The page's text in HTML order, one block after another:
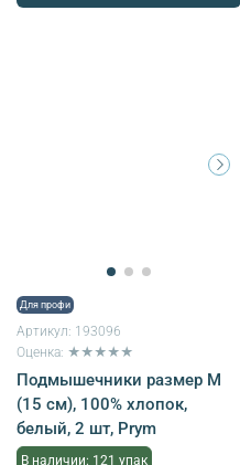
Для профи
Артикул: 193096
Оценка: ★★★★★
Подмышечники размер M
(15 см), 100% хлопок,
белый, 2 шт, Prym
В наличии: 121 упак